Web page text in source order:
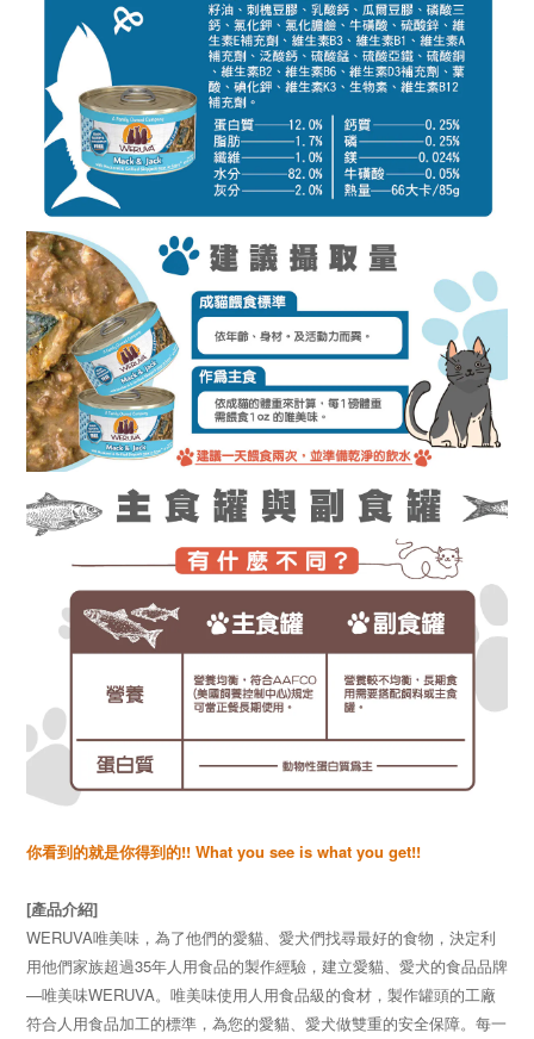
你看到的就是你得到的!! What you see is what you get!!
[產品介紹]
WERUVA唯美味，為了他們的愛貓、愛犬們找尋最好的食物，決定利
用他們家族超過35年人用食品的製作經驗，建立愛貓、愛犬的食品品牌
—唯美味WERUVA。唯美味使用人用食品級的食材，製作罐頭的工廠
符合人用食品加工的標準，為您的愛貓、愛犬做雙重的安全保障。每一